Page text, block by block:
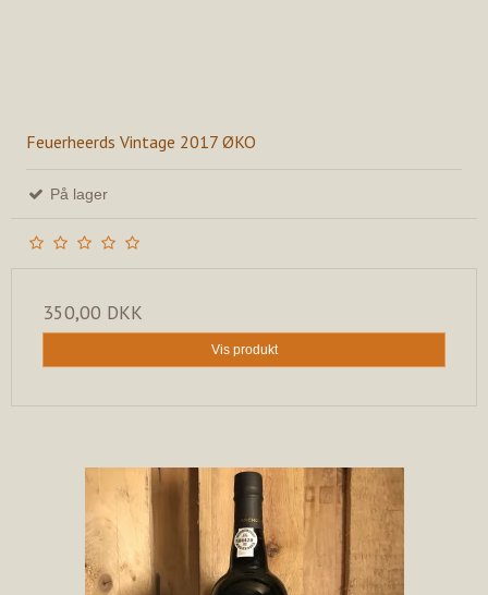
Feuerheerds Vintage 2017 ØKO
På lager
350,00 DKK
Vis produkt